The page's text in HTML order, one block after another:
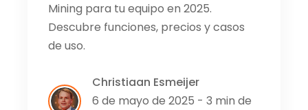
Mining para tu equipo en 2025.
Descubre funciones, precios y casos
de uso.
Christiaan Esmeijer
6 de mayo de 2025 - 3 min de